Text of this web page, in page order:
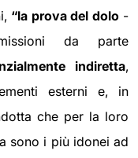
“la prova del dolo -
da parte
indiretta,
esterni e, in
che per la loro
sono i più idonei ad